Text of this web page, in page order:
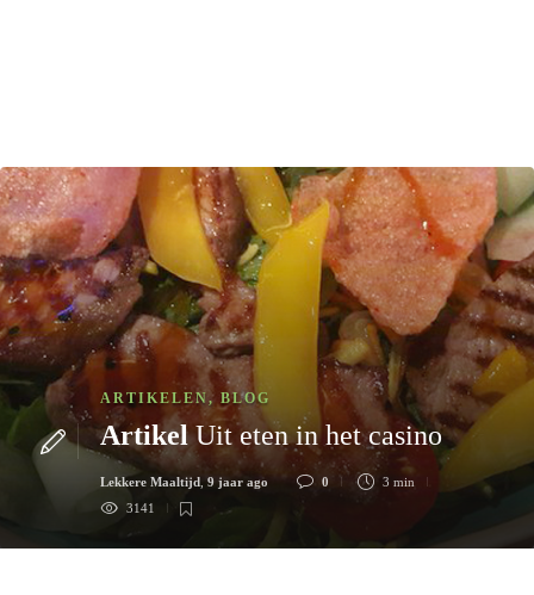
ARTIKELEN, BLOG
ArtikelUit eten in het casino
Lekkere Maaltijd, 9 jaar ago 0
3 min
3141